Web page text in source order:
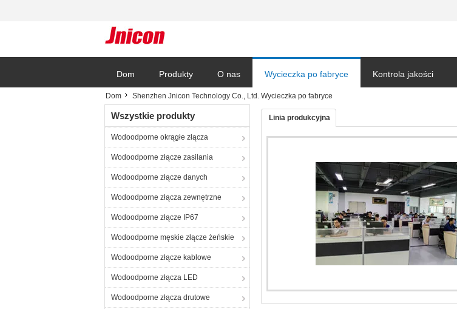
Dom Produkty O nas Wycieczka po fabryce Kontrola jakości
Dom Shenzhen Jnicon Technology Co., Ltd. Wycieczka po fabryce
Wszystkie produkty
Wodoodporne okrągłe złącza
Wodoodporne złącze zasilania
Wodoodporne złącze danych
Wodoodporne złącza zewnętrzne
Wodoodporne złącze IP67
Wodoodporne męskie złącze żeńskie
Wodoodporne złącze kablowe
Wodoodporne złącza LED
Wodoodporne złącza drutowe
Linia produkcyjna
Nasze warsztaty